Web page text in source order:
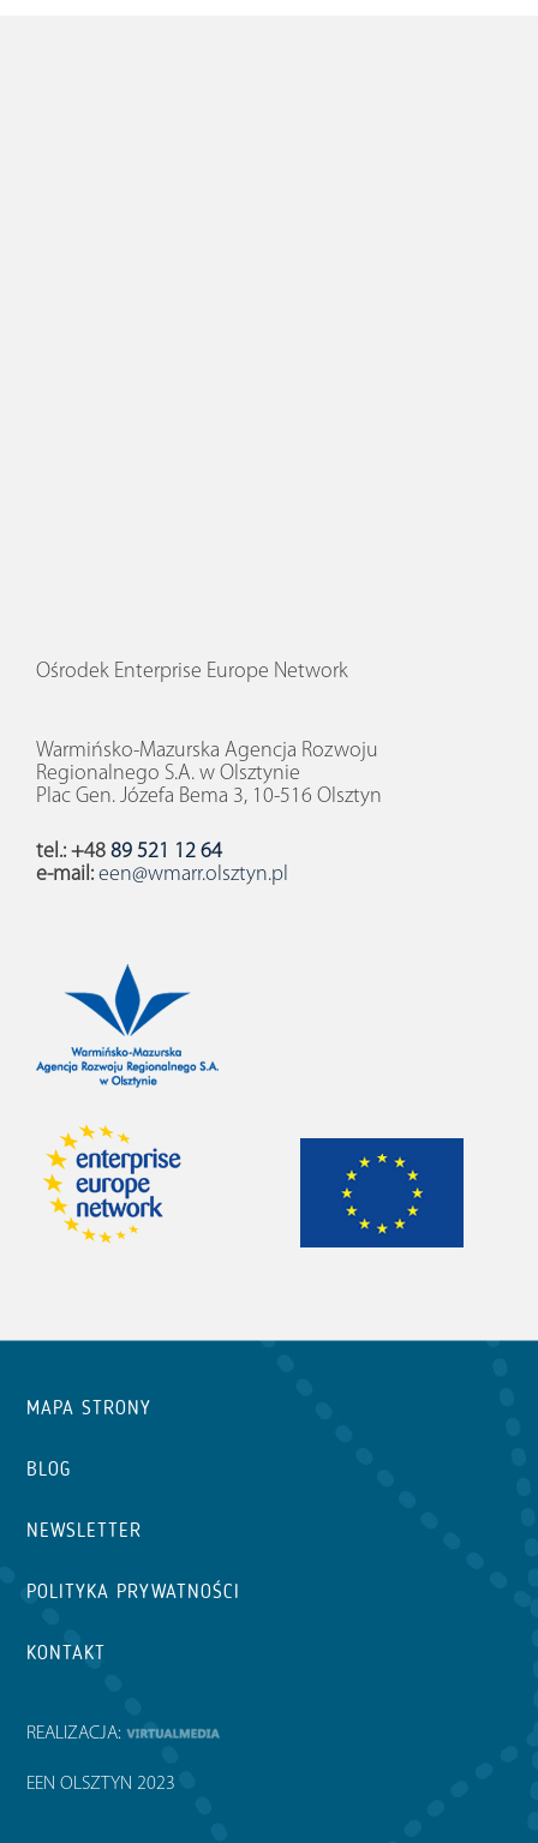
Ośrodek Enterprise Europe Network
Warmińsko-Mazurska Agencja Rozwoju
Regionalnego S.A. w Olsztynie
Plac Gen. Józefa Bema 3, 10-516 Olsztyn
tel.: +48 89 521 12 64
e-mail: een@wmarr.olsztyn.pl
MAPA STRONY
BLOG
NEWSLETTER
POLITYKA PRYWATNOŚCI
KONTAKT
REALIZACJA:
EEN OLSZTYN 2023